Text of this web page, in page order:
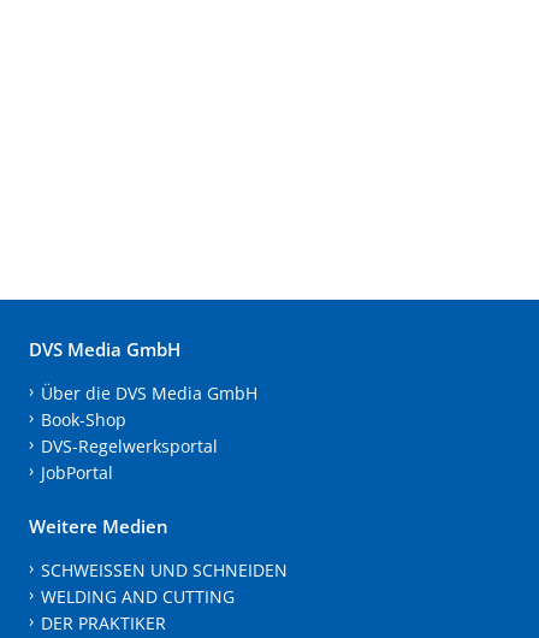
DVS Media GmbH
Über die DVS Media GmbH
Book-Shop
DVS-Regelwerksportal
JobPortal
Weitere Medien
SCHWEISSEN UND SCHNEIDEN
WELDING AND CUTTING
DER PRAKTIKER